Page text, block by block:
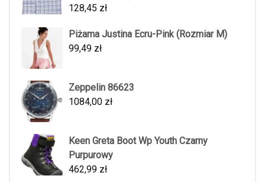
128,45 zł
Piżama Justina Ecru-Pink (Rozmiar M)
99,49 zł
Zeppelin 86623
1084,00 zł
Keen Greta Boot Wp Youth Czarny
Purpurowy
462,99 zł